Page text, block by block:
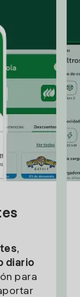
,
diario
para